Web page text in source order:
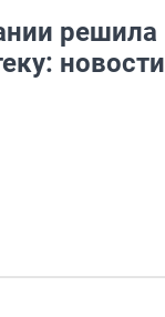
решила
новости